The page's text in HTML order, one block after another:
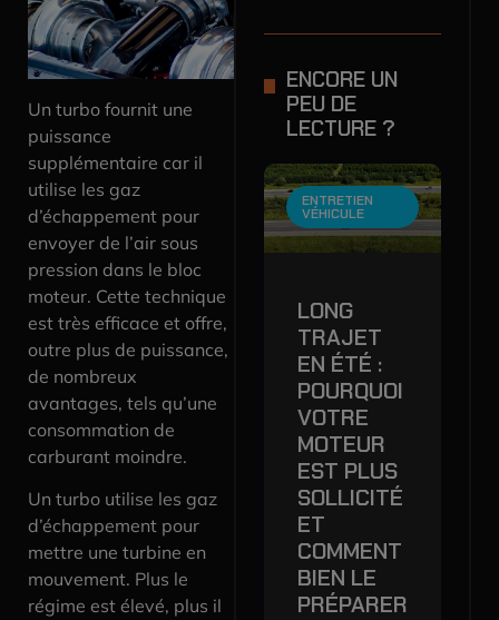
Un turbo fournit une
puissance
supplémentaire car il
utilise les gaz
d’échappement pour
envoyer de l’air sous
pression dans le bloc
moteur. Cette technique
est très efficace et offre,
outre plus de puissance,
de nombreux
avantages, tels qu’une
consommation de
carburant moindre.
Un turbo utilise les gaz
d’échappement pour
mettre une turbine en
mouvement. Plus le
régime est élevé, plus il
ENCORE UN
PEU DE
LECTURE ?
ENTRETIEN
VÉHICULE
LONG
TRAJET
EN ÉTÉ :
POURQUOI
VOTRE
MOTEUR
EST PLUS
SOLLICITÉ
ET
COMMENT
BIEN LE
PRÉPARER